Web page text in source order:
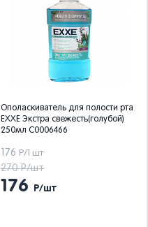
Ополаскиватель для полости рта
EXXE Экстра свежесть(голубой)
250мл С0006466
176 Р/1 шт
270 Р/шт
176 Р/шт